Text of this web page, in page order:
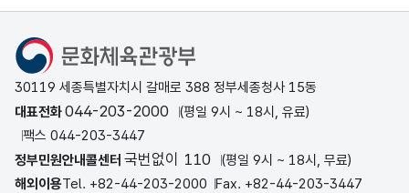
문화체육관광부
30119 세종특별자치시 갈매로 388 정부세종청사 15동
대표전화044-203-2000
(평일 9시 ~ 18시, 유료)
팩스 044-203-3447
정부민원안내콜센터 국번없이 110
(평일 9시 ~ 18시, 무료)
해외이용Tel. +82-44-203-2000 Fax. +82-44-203-3447